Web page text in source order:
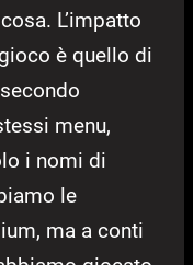
L’impatto
è quello di
menu,
i nomi di
le
ma a conti